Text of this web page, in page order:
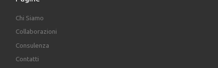
Chi Siamo
Collaborazioni
Consulenza
Contatti